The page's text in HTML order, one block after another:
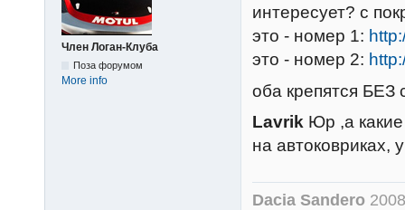
Член Логан-Клуба
Поза форумом
More info
интересует? с
это - номер 1:
это - номер 2:
оба крепятся БЕЗ
Lavrik Юр ,а
на автоковриках,
Dacia Sandero